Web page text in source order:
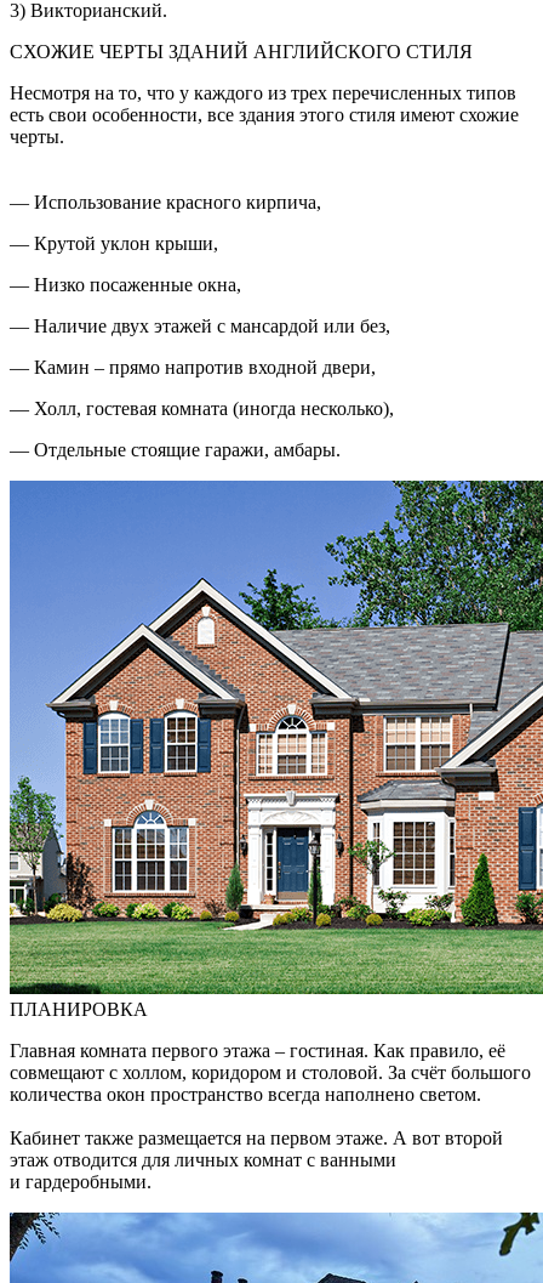
3) Викторианский.
СХОЖИЕ ЧЕРТЫ ЗДАНИЙ АНГЛИЙСКОГО СТИЛЯ
Несмотря на то, что у каждого из трех перечисленных типов
есть свои особенности, все здания этого стиля имеют схожие
черты.
— Использование красного кирпича,
— Крутой уклон крыши,
— Низко посаженные окна,
— Наличие двух этажей с мансардой или без,
— Камин – прямо напротив входной двери,
— Холл, гостевая комната (иногда несколько),
— Отдельные стоящие гаражи, амбары.
ПЛАНИРОВКА
Главная комната первого этажа – гостиная. Как правило, её
совмещают с холлом, коридором и столовой. За счёт большого
количества окон пространство всегда наполнено светом.
Кабинет также размещается на первом этаже. А вот второй
этаж отводится для личных комнат с ванными
и гардеробными.